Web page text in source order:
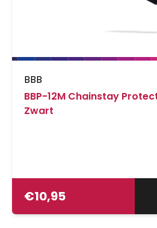
BBB
BBP-12M Chainstay
Zwart
€10,95